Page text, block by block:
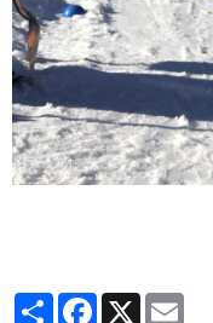
PartagerFacebook
X